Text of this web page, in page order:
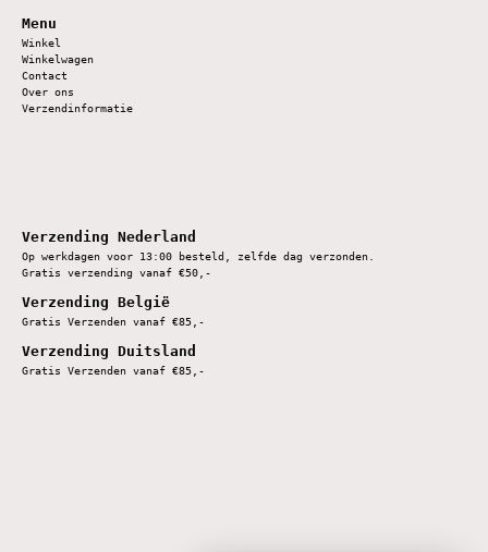
Menu
Winkel
Winkelwagen
Contact
Over ons
Verzendinformatie
Verzending Nederland
Op werkdagen voor 13:00 besteld, zelfde dag verzonden.
Gratis verzending vanaf €50,-
Verzending België
Gratis Verzenden vanaf €85,-
Verzending Duitsland
Gratis Verzenden vanaf €85,-